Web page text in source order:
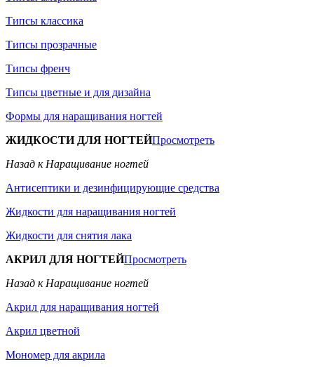
Типсы классика
Типсы прозрачные
Типсы френч
Типсы цветные и для дизайна
Формы для наращивания ногтей
ЖИДКОСТИ ДЛЯ НОГТЕЙПросмотреть
Назад к Наращивание ногтей
Антисептики и дезинфицирующие средства
Жидкости для наращивания ногтей
Жидкости для снятия лака
АКРИЛ ДЛЯ НОГТЕЙПросмотреть
Назад к Наращивание ногтей
Акрил для наращивания ногтей
Акрил цветной
Мономер для акрила